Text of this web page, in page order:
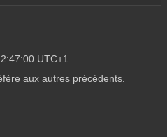
UTC+1
aux autres précédents.